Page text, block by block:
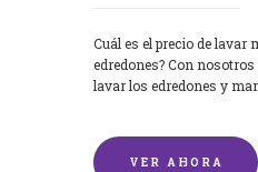
Cuál es el precio de lavar
edredones? Con nosotros
lavar los edredones y
VER AHORA